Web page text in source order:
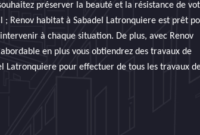
préserver la beauté et la résistance de
Renov habitat à Sabadel Latronquiere est prêt
à chaque situation. De plus, avec Renov
en plus vous obtiendrez des travaux de
Latronquiere pour effectuer de tous les travaux